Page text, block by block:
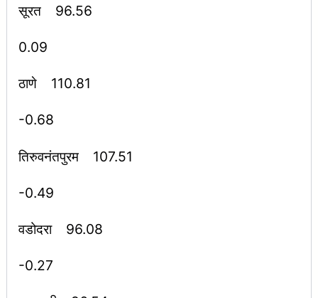
सूरत 96.56
0.09
ठाणे 110.81
-0.68
तिरुवनंतपुरम 107.51
-0.49
वडोदरा 96.08
-0.27